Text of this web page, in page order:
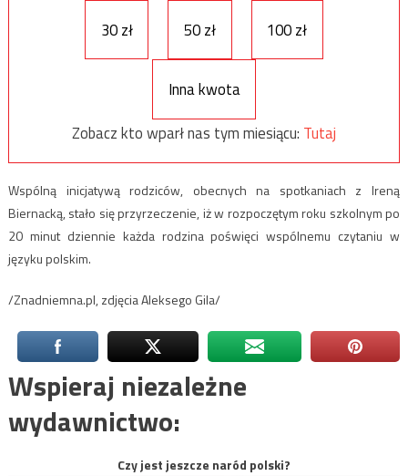
30 zł 50 zł 100 zł
Inna kwota
Zobacz kto wparł nas tym miesiącu: Tutaj
Wspólną inicjatywą rodziców, obecnych na spotkaniach z Ireną
Biernacką, stało się przyrzeczenie, iż w rozpoczętym roku szkolnym po
20 minut dziennie każda rodzina poświęci wspólnemu czytaniu w
języku polskim.
/Znadniemna.pl, zdjęcia Aleksego Gila/
Wspieraj niezależne
wydawnictwo:
Czy jest jeszcze naród polski?